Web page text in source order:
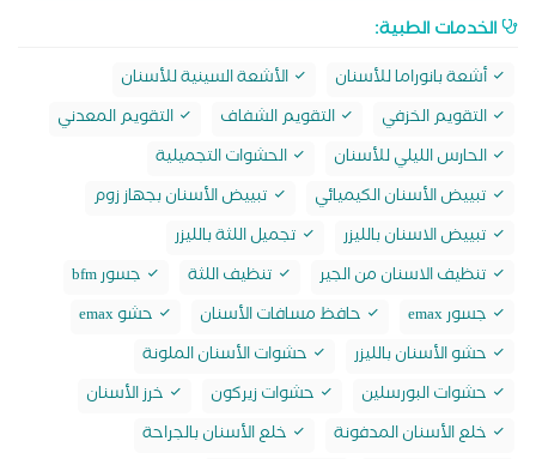
الخدمات الطبية:
أشعة بانوراما للأسنان
الأشعة السينية للأسنان
التقويم الخزفي
التقويم الشفاف
التقويم المعدني
الحارس الليلي للأسنان
الحشوات التجميلية
تبييض الأسنان الكيميائي
تبييض الأسنان بجهاز زوم
تبييض الاسنان بالليزر
تجميل اللثة بالليزر
تنظيف الاسنان من الجير
تنظيف اللثة
جسور bfm
جسور emax
حافظ مسافات الأسنان
حشو emax
حشو الأسنان بالليزر
حشوات الأسنان الملونة
حشوات البورسلين
حشوات زيركون
خرز الأسنان
خلع الأسنان المدفونة
خلع الأسنان بالجراحة